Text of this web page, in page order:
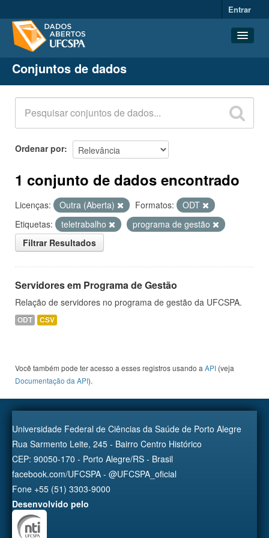
Entrar
Conjuntos de dados
Organizações
Grupos
Sobre
Conjuntos de dados
Ordenar por
1 conjunto de dados encontrado
Licenças: Outra (Aberta) Formatos:
ODT
Etiquetas:
teletrabalho
programa de gestão
Filtrar Resultados
Servidores em Programa de Gestão
Relação de servidores no programa de gestão da UFCSPA.
ODT CSV
Você também pode ter acesso a esses registros usando a API (veja
Documentação da API).
Universidade Federal de Ciências da Saúde de Porto Alegre
Rua Sarmento Leite, 245 - Bairro Centro Histórico
CEP: 90050-170 - Porto Alegre/RS - Brasil
facebook.com/UFCSPA - @UFCSPA_oficial
Fone +55 (51) 3303-9000
Desenvolvido pelo